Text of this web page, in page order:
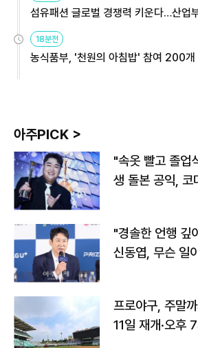
섬유패션 글로벌 경쟁력 키운다…산업
18분전
농식품부, '천원의 아침밥' 참여 200개
아주PICK >
"속옷 빨고 졸업
생 돌본 공익, 코
"경솔한 언행 깊
신동엽, 무슨 일
프로야구, 주말
11일 재개·오후